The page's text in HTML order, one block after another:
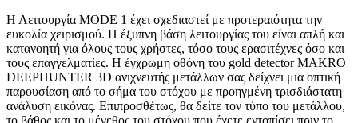
Η Λειτουργία MODE 1 έχει σχεδιαστεί με προτεραιότητα την
ευκολία χειρισμού. Η έξυπνη βάση λειτουργίας του είναι απλή και
κατανοητή για όλους τους χρήστες, τόσο τους ερασιτέχνες όσο και
τους επαγγελματίες. Η έγχρωμη οθόνη του gold detector MAKRO
DEEPHUNTER 3D ανιχνευτής μετάλλων σας δείχνει μια οπτική
παρουσίαση από το σήμα του στόχου με προηγμένη τρισδιάστατη
ανάλυση εικόνας. Επιπροσθέτως, θα δείτε τον τύπο του μετάλλου,
το βάθος και το μέγεθος του στόχου που έχετε εντοπίσει πριν το